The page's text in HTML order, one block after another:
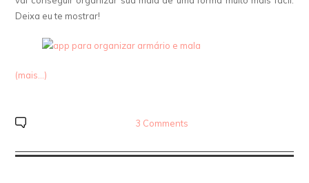
Deixa eu te mostrar!
(mais…)
3 Comments